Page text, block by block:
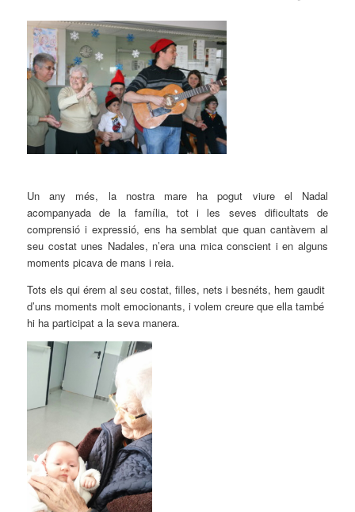
Un any més, la nostra mare ha pogut viure el Nadal
acompanyada de la família, tot i les seves dificultats de
comprensió i expressió, ens ha semblat que quan cantàvem al
seu costat unes Nadales, n’era una mica conscient i en alguns
moments picava de mans i reia.
Tots els qui érem al seu costat, filles, nets i besnéts, hem gaudit
d’uns moments molt emocionants, i volem creure que ella també
hi ha participata la seva manera.